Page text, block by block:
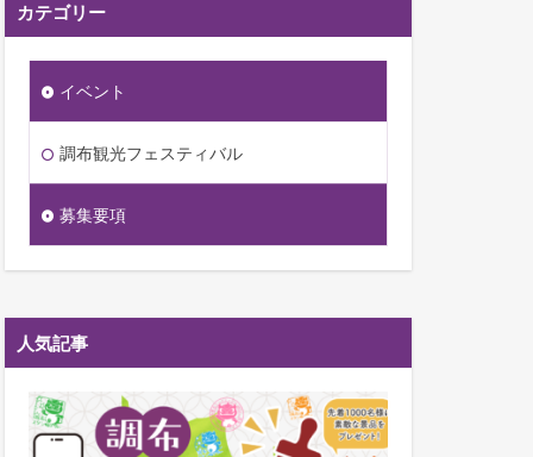
カテゴリー
イベント
調布観光フェスティバル
募集要項
人気記事